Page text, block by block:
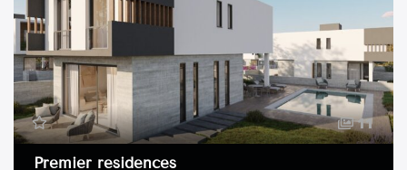
11
Premier residences